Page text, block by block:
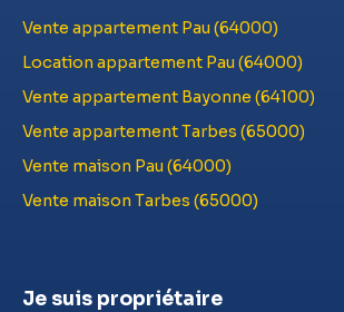
Vente appartement Pau (64000)
Location appartement Pau (64000)
Vente appartement Bayonne (64100)
Vente appartement Tarbes (65000)
Vente maison Pau (64000)
Vente maison Tarbes (65000)
Je suis propriétaire